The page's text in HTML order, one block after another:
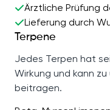
Ärztliche Prüfung
Lieferung durch
Terpene
Jedes Terpen hat
Wirkung und kann
beitragen.